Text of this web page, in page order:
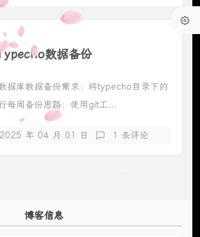
数据备份
据库数据备份需求：将typecho目录下的
每周备份思路：使用git工...
2025 年 04 月 01 日 1 条评论
博客信息